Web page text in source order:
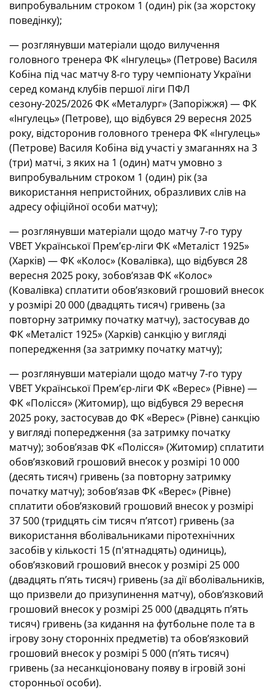
випробувальним строком 1 (один) рік (за жорстоку
поведінку);
— розглянувши матеріали щодо вилучення
головного тренера ФК «Інгулець» (Петрове) Василя
Кобіна під час матчу 8-го туру чемпіонату України
серед команд клубів першої ліги ПФЛ
сезону-2025/2026 ФК «Металург» (Запоріжжя) — ФК
«Інгулець» (Петрове), що відбувся 29 вересня 2025
року, відсторонив головного тренера ФК «Інгулець»
(Петрове) Василя Кобіна від участі у змаганнях на 3
(три) матчі, з яких на 1 (один) матч умовно з
випробувальним строком 1 (один) рік (за
використання непристойних, образливих слів на
адресу офіційної особи матчу);
— розглянувши матеріали щодо матчу 7-го туру
VBET Української Премʼєр-ліги ФК «Металіст 1925»
(Харків) — ФК «Колос» (Ковалівка), що відбувся 28
вересня 2025 року, зобов’язав ФК «Колос»
(Ковалівка) сплатити обов’язковий грошовий внесок
у розмірі 20 000 (двадцять тисяч) гривень (за
повторну затримку початку матчу), застосував до
ФК «Металіст 1925» (Харків) санкцію у вигляді
попередження (за затримку початку матчу);
— розглянувши матеріали щодо матчу 7-го туру
VBET Української Премʼєр-ліги ФК «Верес» (Рівне) —
ФК «Полісся» (Житомир), що відбувся 29 вересня
2025 року, застосував до ФК «Верес» (Рівне) санкцію
у вигляді попередження (за затримку початку
матчу); зобов’язав ФК «Полісся» (Житомир) сплатити
обов’язковий грошовий внесок у розмірі 10 000
(десять тисяч) гривень (за повторну затримку
початку матчу); зобов’язав ФК «Верес» (Рівне)
сплатити обов’язковий грошовий внесок у розмірі
37 500 (тридцять сім тисяч пʼятсот) гривень (за
використання вболівальниками піротехнічних
засобів у кількості 15 (п'ятнадцять) одиниць),
обов’язковий грошовий внесок у розмірі 25 000
(двадцять пʼять тисяч) гривень (за дії вболівальників,
що призвели до призупинення матчу), обов’язковий
грошовий внесок у розмірі 25 000 (двадцять пʼять
тисяч) гривень (за кидання на футбольне поле та в
ігрову зону сторонніх предметів) та обов’язковий
грошовий внесок у розмірі 5 000 (пʼять тисяч)
гривень (за несанкціоновану появу в ігровій зоні
сторонньої особи).